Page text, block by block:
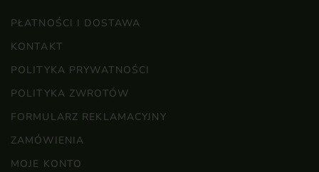
PŁATNOŚCI I DOSTAWA
KONTAKT
POLITYKA PRYWATNOŚCI
POLITYKA ZWROTÓW
FORMULARZ REKLAMACYJNY
ZAMÓWIENIA
MOJE KONTO